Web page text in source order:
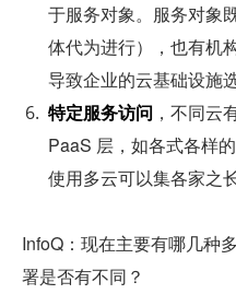
于服务对象。服务对象
体代为进行），也有机
导致企业的云基础设施
特定服务访问 ，不同云
PaaS 层，如各式各样
使用多云可以集各家之长
InfoQ：现在主要有哪几种
署是否有不同？